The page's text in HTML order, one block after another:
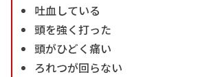
吐血している
頭を強く打った
頭がひどく痛い
ろれつが回らない